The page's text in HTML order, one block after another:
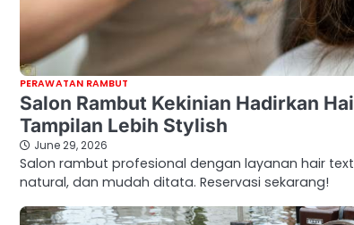
PERAWATAN RAMBUT
Salon Rambut Kekinian Hadirkan
Tampilan Lebih Stylish
June 29, 2026
Salon rambut profesional dengan layanan hair
natural, dan mudah ditata. Reservasi sekarang!